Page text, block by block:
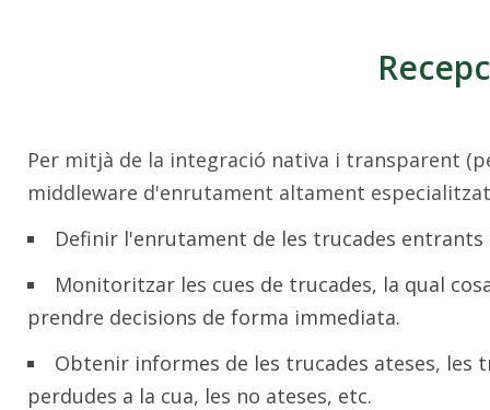
Per mitjà de la integració nativa i transparent
middleware d'enrutament altament
Definir l'enrutament de les trucades
Monitoritzar les cues de trucades, la qual
prendre decisions de forma immediata.
Obtenir informes de les trucades ateses, les
perdudes a la cua, les no ateses, etc.